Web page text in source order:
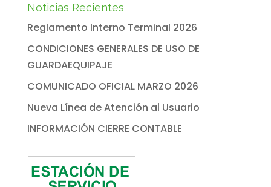
Noticias Recientes
Reglamento Interno Terminal 2026
CONDICIONES GENERALES DE USO DE
GUARDAEQUIPAJE
COMUNICADO OFICIAL MARZO 2026
Nueva Línea de Atención al Usuario
INFORMACIÓN CIERRE CONTABLE